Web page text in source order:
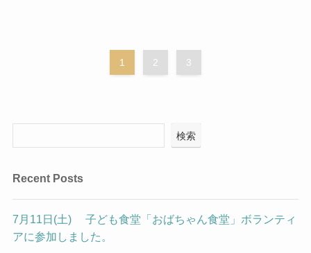
1 2 3
検索
Recent Posts
7月11日(土) 子ども食堂「おばちゃん食堂」ボランティ
アに参加しました。